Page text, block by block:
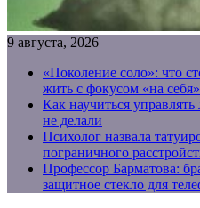
9 августа, 2026
«Поколение соло»: что
жить с фокусом «на себя»
Как научиться
не делали
Психолог назвала
пограничного
Профессор Барматова:
защитное стекло для